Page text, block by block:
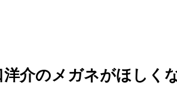
洋介のメガネがほしく